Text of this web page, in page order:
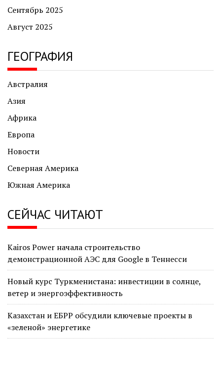
Сентябрь 2025
Август 2025
ГЕОГРАФИЯ
Австралия
Азия
Африка
Европа
Новости
Северная Америка
Южная Америка
СЕЙЧАС ЧИТАЮТ
Kairos Power начала строительство
демонстрационной АЭС для Google в Теннесси
Новый курс Туркменистана: инвестиции в солнце,
ветер и энергоэффективность
Казахстан и ЕБРР обсудили ключевые проекты в
«зеленой» энергетике